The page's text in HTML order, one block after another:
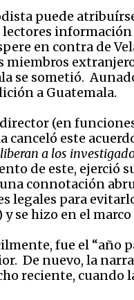
puede
información
en contra de
se sometió.
a Guatemala.
(en
canceló este
a los
de este, ejerció
connotación
legales para
se hizo en el
fue el “año
De nuevo, la
reciente,